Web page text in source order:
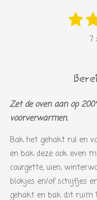
5
t
e
r
r
1
r
2
s
r
r
e
7
Zet de oven aan op
voorverwarmen.
Bak het gehakt rul en
en bak deze ook even
courgette, uien,
blokjes en/of schijfjes
gehakt en bak dit ruim